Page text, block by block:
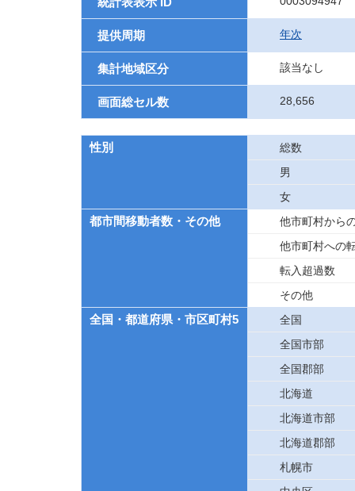
提供周期 年次
集計地域区分 該当なし
画面総セル数 28,656
性別
総数
男
女
都市間移動者数・その他
他市町村から
他市町村への
転入超過数
その他
全国・都道府県・市区町村5
全国
全国市部
全国郡部
北海道
北海道市部
北海道郡部
札幌市